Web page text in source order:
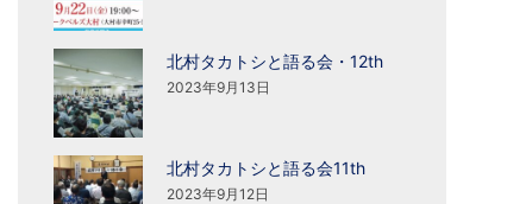
北村タカトシと語る会・12th
2023年9月13日
北村タカトシと語る会11th
2023年9月12日